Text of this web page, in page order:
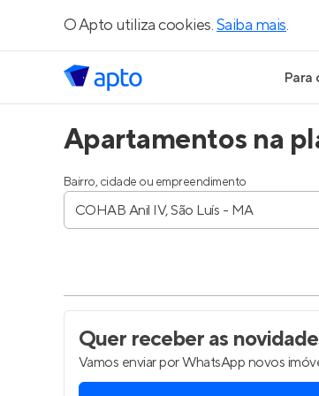
O Apto utiliza cookies.Saiba mais.
Para
Apartamentos na
Bairro, cidade ou empreendimento
Quer receber as
Vamos enviar por WhatsApp novos